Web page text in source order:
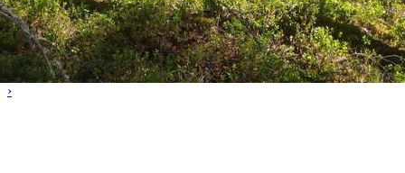
›